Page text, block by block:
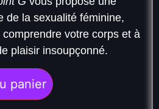
de la sexualité féminine,
votre corps et à
plaisir insoupçonné.
panier